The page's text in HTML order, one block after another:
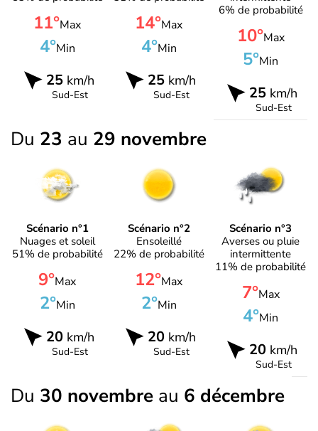
11°Max
4°Min
25km/h
Sud-Est
14°Max
4°Min
25km/h
Sud-Est
6% de probabilité
10°Max
5°Min
25 km/h
Sud-Est
Du 23 au 29 novembre
Scénario n°1
Nuages et soleil
51% de probabilité
9°Max
2°Min
20km/h
Sud-Est
Scénario n°2
Ensoleillé
22% de probabilité
12°Max
2°Min
20km/h
Sud-Est
Scénario n°3
Averses ou pluie
intermittente
11% de probabilité
7°Max
4°Min
20 km/h
Sud-Est
Du 30 novembre au 6 décembre